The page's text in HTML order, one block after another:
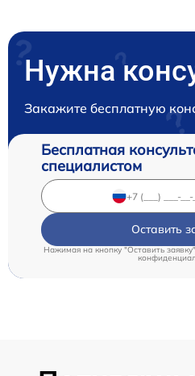
Нужна
Закажите бесплатную
Бесплатная
специалистом
Оставить
Нажимая на кнопку "Оставить